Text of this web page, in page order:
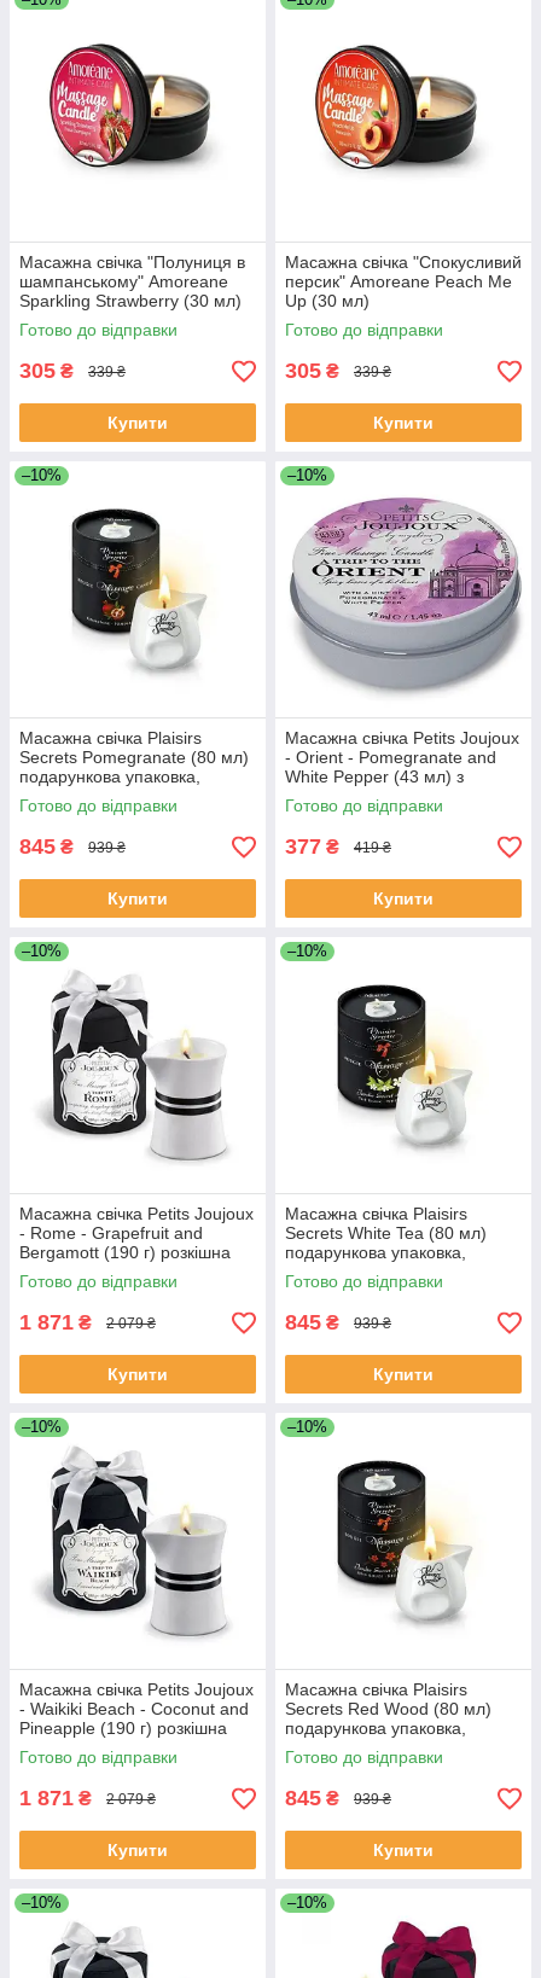
Масажна свічка "Полуниця в
шампанському" Amoreane
Sparkling Strawberry (30 мл)
Готово до відправки
305 ₴ 339 ₴
Купити
Масажна свічка "Спокусливий
персик" Amoreane Peach Me
Up (30 мл)
Готово до відправки
305 ₴ 339 ₴
Купити
–10%
Масажна свічка Plaisirs
Secrets Pomegranate (80 мл)
подарункова упаковка,
керамічний посуд
Готово до відправки
845 ₴ 939 ₴
Купити
–10%
Масажна свічка Petits Joujoux
- Orient - Pomegranate and
White Pepper (43 мл) з
афродизіаками
Готово до відправки
377 ₴ 419 ₴
Купити
–10%
Масажна свічка Petits Joujoux
- Rome - Grapefruit and
Bergamott (190 г) розкішна
упаковка
Готово до відправки
1 871 ₴ 2 079 ₴
Купити
–10%
Масажна свічка Plaisirs
Secrets White Tea (80 мл)
подарункова упаковка,
керамічний посуд
Готово до відправки
845 ₴ 939 ₴
Купити
–10%
Масажна свічка Petits Joujoux
- Waikiki Beach - Coconut and
Pineapple (190 г) розкішна
упаковка
Готово до відправки
1 871 ₴ 2 079 ₴
Купити
–10%
Масажна свічка Plaisirs
Secrets Red Wood (80 мл)
подарункова упаковка,
керамічний посуд
Готово до відправки
845 ₴ 939 ₴
Купити
–10% –10%